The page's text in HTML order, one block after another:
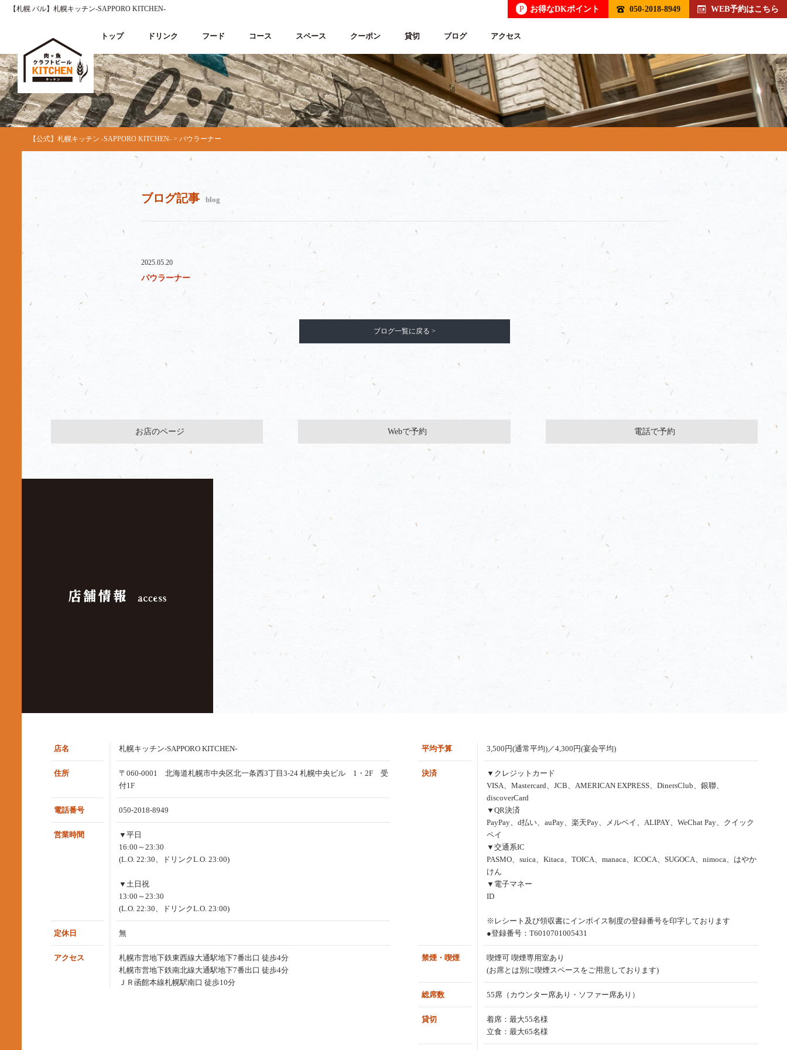
【札幌 バル】札幌キッチン‐SAPPORO KITCHEN‐ P お得なDKポイント 050-2018-8949 WEB予約はこちら
トップ ドリンク フード コース スペース クーポン 貸切 ブログ アクセス
【公式】札幌キッチン ‐SAPPORO KITCHEN‐ > パウラーナー
ブログ記事 blog
2025.05.20
パウラーナー
ブログ一覧に戻る >
お店のページ Webで予約 電話で予約
店名 札幌キッチン‐SAPPORO KITCHEN‐
住所
〒060-0001 北海道札幌市中央区北一条西3丁目3-24 札幌中央ビル 1・2F 受
付1F
電話番号 050-2018-8949
営業時間
▼平日
16:00～23:30
(L.O. 22:30、ドリンクL.O. 23:00)
▼土日祝
13:00～23:30
(L.O. 22:30、ドリンクL.O. 23:00)
定休日 無
アクセス
札幌市営地下鉄東西線大通駅地下7番出口 徒歩4分
札幌市営地下鉄南北線大通駅地下7番出口 徒歩4分
ＪＲ函館本線札幌駅南口 徒歩10分
平均予算 3,500円(通常平均)／4,300円(宴会平均)
決済
▼クレジットカード
VISA、Mastercard、JCB、AMERICAN EXPRESS、DinersClub、銀聯、
discoverCard
▼QR決済
PayPay、d払い、auPay、楽天Pay、メルペイ、ALIPAY、WeChat Pay、クイック
ペイ
▼交通系IC
PASMO、suica、Kitaca、TOICA、manaca、ICOCA、SUGOCA、nimoca、はやか
けん
▼電子マネー
ID
※レシート及び領収書にインボイス制度の登録番号を印字しております
●登録番号：T6010701005431
禁煙・喫煙
喫煙可 喫煙専用室あり
(お席とは別に喫煙スペースをご用意しております)
総席数 55席（カウンター席あり・ソファー席あり）
貸切
着席：最大55名様
立食：最大65名様